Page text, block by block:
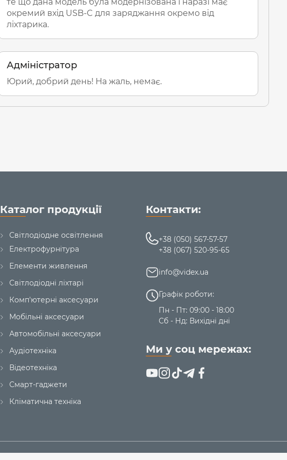
окремий вхід USB-C для заряджання окремо від
ліхтарика.
Адміністратор
Юрий, добрий день! На жаль, немає.
Каталог продукції
Світлодіодне освітлення
Електрофурнітура
Елементи живлення
Світлодіодні ліхтарі
Комп'ютерні аксесуари
Мобільні аксесуари
Автомобільні аксесуари
Аудіотехніка
Відеотехніка
Смарт-гаджети
Кліматична техніка
Контакти:
+38 (050) 567-57-57
+38 (067) 520-95-65
info@videx.ua
Графік роботи:
Пн - Пт: 09:00 - 18:00
Сб - Нд: Вихідні дні
Ми у соц мережах: